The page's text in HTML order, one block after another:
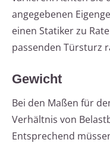
angegebenen
einen Statiker zu
passenden Türsturz
Gewicht
Bei den Maßen für
Verhältnis von
Entsprechend